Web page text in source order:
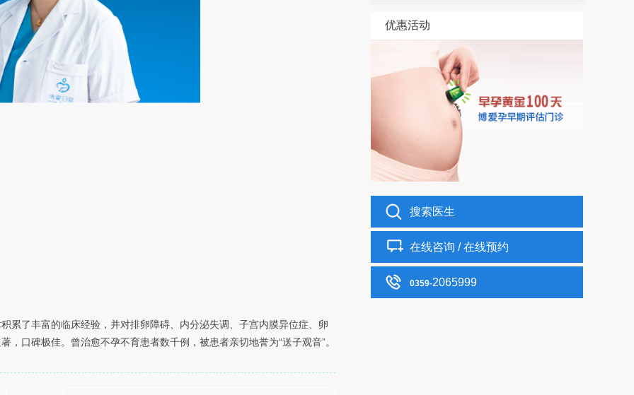
累了丰富的临床经验，并对排卵障碍、内分泌失调、子宫内膜异位症、卵
口碑极佳。曾治愈不孕不育患者数千例，被患者亲切地誉为“送子观音”。
优惠活动
搜索医生
在线咨询 / 在线预约
0359-2065999